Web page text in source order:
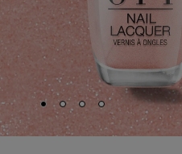
Skip to slide 1
Skip to slide 2
Skip to slide3
Skip to slide